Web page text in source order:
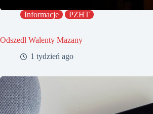
Informacje PZHT
Odszedł Walenty Mazany
1 tydzień ago